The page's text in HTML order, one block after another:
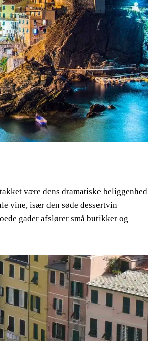
være dens dramatiske beliggenhed
vine, især den søde dessertvin
gader afslører små butikker og